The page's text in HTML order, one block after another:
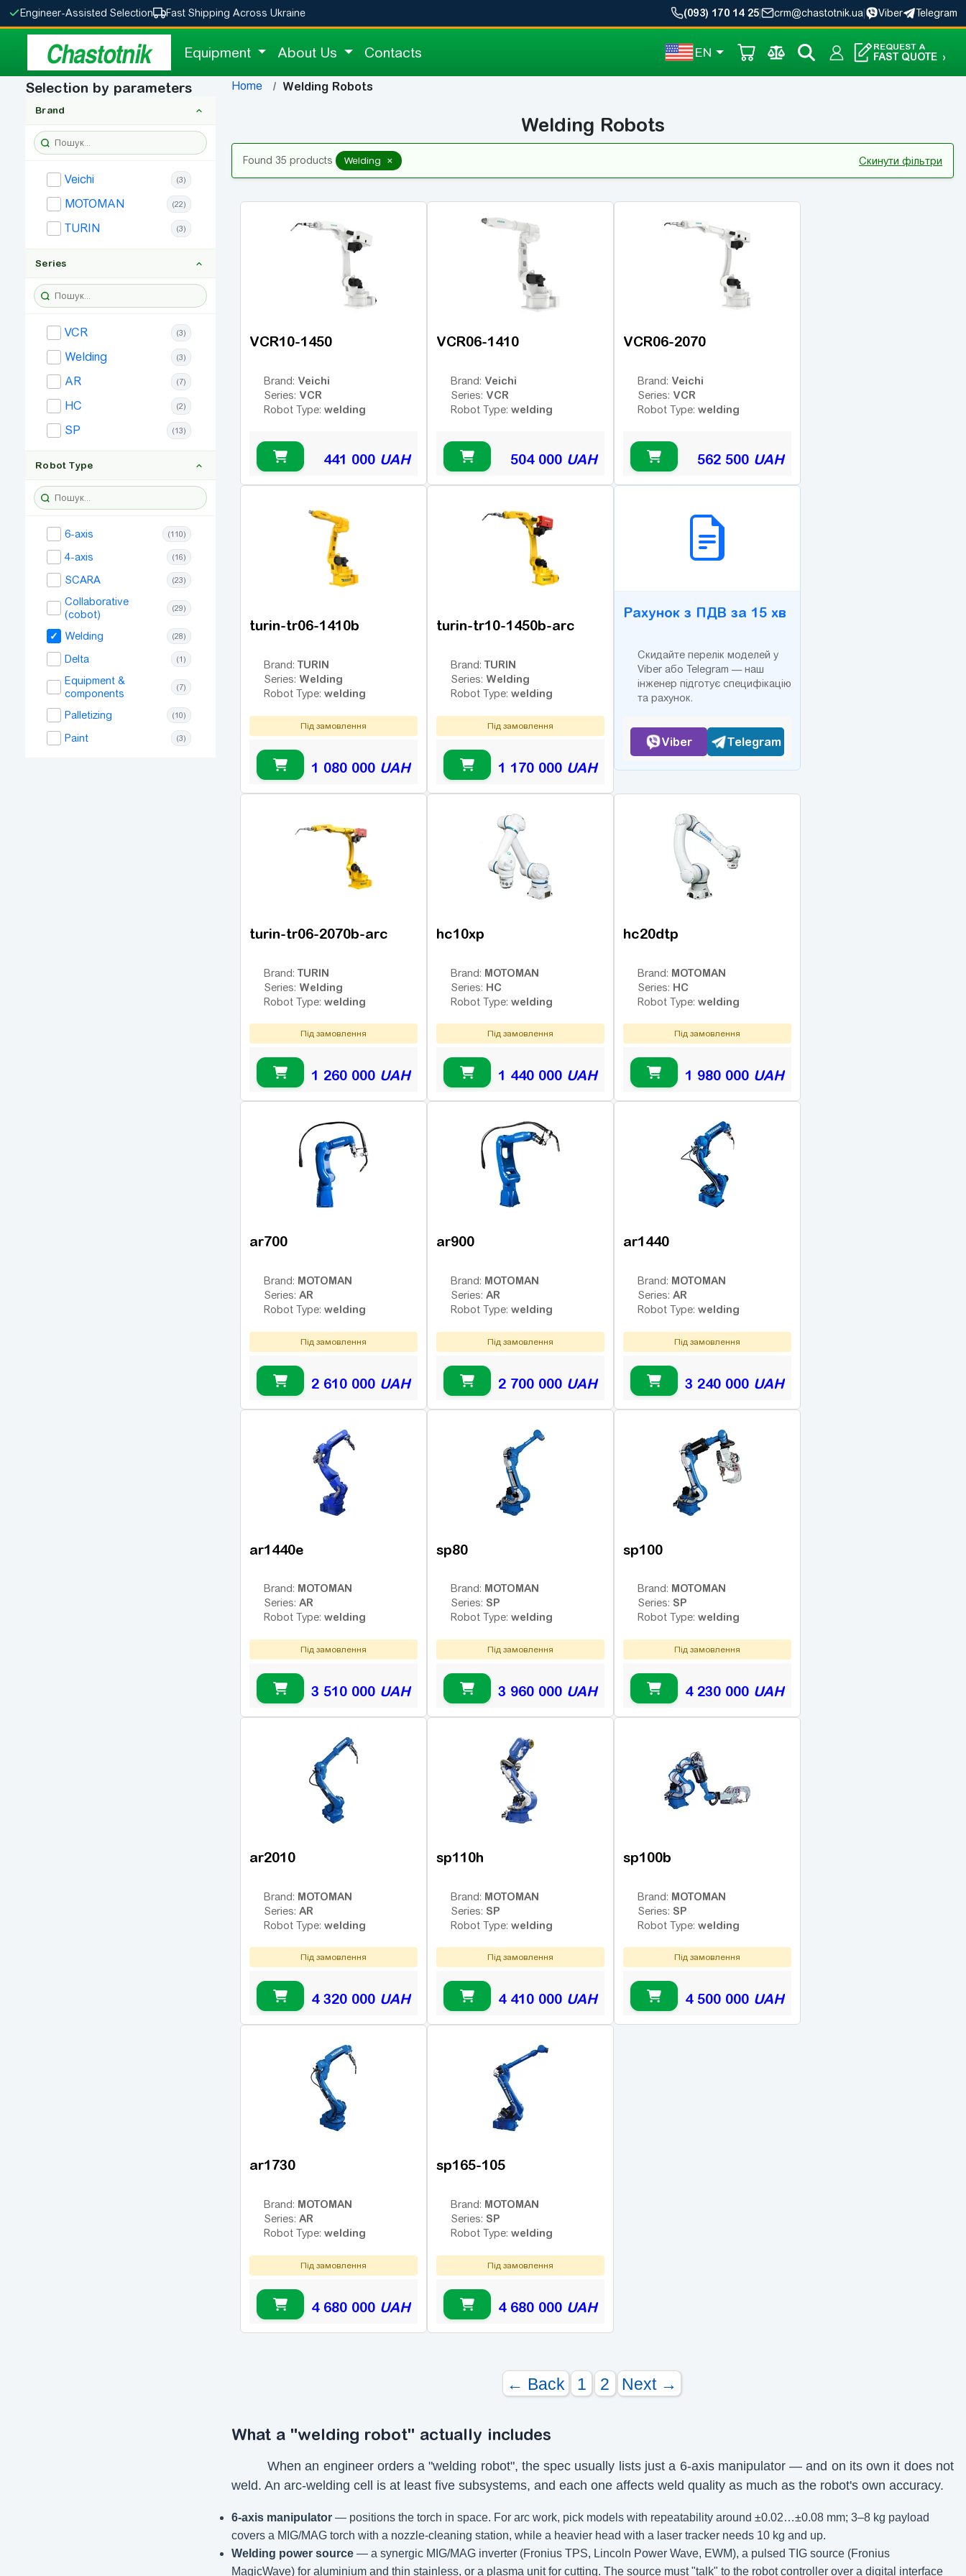
Engineer-Assisted Selection Fast Shipping Across Ukraine (093) 170 14 25 crm@chastotnik.ua Viber Telegram
Chastotnik Equipment About Us Contacts EN REQUEST A
FAST QUOTE ›
Selection by parameters
Brand
Veichi (3)
MOTOMAN (22)
TURIN (3)
Series
VCR (3)
Welding (3)
AR (7)
HC (2)
SP (13)
Robot Type
6-axis (110)
4-axis (16)
SCARA (23)
Collaborative
(cobot)
(29)
Welding (28)
Delta (1)
Equipment &
components
(7)
Palletizing (10)
Paint (3)
Home Welding Robots
Welding Robots
Found 35 products Welding × Скинути фільтри
VCR10-1450
Brand: Veichi
Series: VCR
Robot Type: welding
441 000 UAH
VCR06-1410
Brand: Veichi
Series: VCR
Robot Type: welding
504 000 UAH
VCR06-2070
Brand: Veichi
Series: VCR
Robot Type: welding
562 500 UAH
turin-tr06-1410b
Brand:TURIN
Series: Welding
Robot Type: welding
Під замовлення
1 080 000 UAH
turin-tr10-1450b-arc
Brand:TURIN
Series: Welding
Robot Type: welding
Під замовлення
1 170 000 UAH
Рахунок з ПДВ за 15 хв
Скидайте перелік моделей у
Viber або Telegram — наш
інженер підготує специфікацію
та рахунок.
Viber Telegram
turin-tr06-2070b-arc
Brand:TURIN
Series: Welding
Robot Type: welding
Під замовлення
1 260 000 UAH
hc10xp
Brand: MOTOMAN
Series: HC
Robot Type: welding
Під замовлення
1 440 000 UAH
hc20dtp
Brand: MOTOMAN
Series: HC
Robot Type: welding
Під замовлення
1 980 000 UAH
ar700
Brand: MOTOMAN
Series: AR
Robot Type: welding
Під замовлення
2 610 000 UAH
ar900
Brand: MOTOMAN
Series: AR
Robot Type: welding
Під замовлення
2 700 000 UAH
ar1440
Brand: MOTOMAN
Series: AR
Robot Type: welding
Під замовлення
3 240 000 UAH
ar1440e
Brand: MOTOMAN
Series: AR
Robot Type: welding
Під замовлення
3 510 000 UAH
sp80
Brand: MOTOMAN
Series: SP
Robot Type: welding
Під замовлення
3 960 000 UAH
sp100
Brand: MOTOMAN
Series: SP
Robot Type: welding
Під замовлення
4 230 000 UAH
ar2010
Brand: MOTOMAN
Series: AR
Robot Type: welding
Під замовлення
4 320 000 UAH
sp110h
Brand: MOTOMAN
Series: SP
Robot Type: welding
Під замовлення
4 410 000 UAH
sp100b
Brand: MOTOMAN
Series: SP
Robot Type: welding
Під замовлення
4 500 000 UAH
ar1730
Brand: MOTOMAN
Series: AR
Robot Type: welding
Під замовлення
4 680 000 UAH
sp165-105
Brand: MOTOMAN
Series: SP
Robot Type: welding
Під замовлення
4 680 000 UAH
← Back 1 2 Next →
What a "welding robot" actually includes
When an engineer orders a "welding robot", the spec usually lists just a 6-axis manipulator — and on its own it does not
weld. An arc-welding cell is at least five subsystems, and each one affects weld quality as much as the robot's own accuracy.
6-axis manipulator — positions the torch in space. For arc work, pick models with repeatability around ±0.02…±0.08 mm; 3–8 kg payload
covers a MIG/MAG torch with a nozzle-cleaning station, while a heavier head with a laser tracker needs 10 kg and up.
Welding power source — a synergic MIG/MAG inverter (Fronius TPS, Lincoln Power Wave, EWM), a pulsed TIG source (Fronius
MagicWave) for aluminium and thin stainless, or a plasma unit for cutting. The source must "talk" to the robot controller over a digital interface